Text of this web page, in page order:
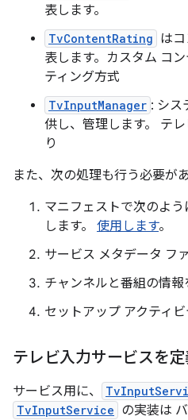
表します。
TvContentRating は
表します。カスタム コ
ティング方式
TvInputManager : シス
供し、管理します。 テ
り
また、次の処理も行う必要があ
マニフェストで次のよ
します。 使用します。
サービス メタデータ フ
チャンネルと番組の情報
セットアップ アクティビ
テレビ入力サービスを
サービス用に、
TvInputService の実装は